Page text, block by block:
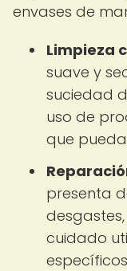
envases de
Limpieza
suave y
suciedad
uso de
que
presenta
cuidado